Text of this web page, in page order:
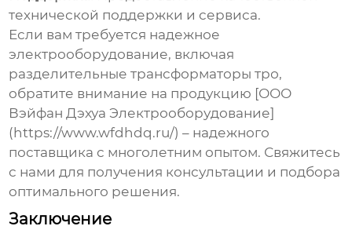
технической поддержки и сервиса.
Если вам требуется надежное
электрооборудование, включая
разделительные трансформаторы тро,
обратите внимание на продукцию [ООО
Вэйфан Дэхуа Электрооборудование]
(https://www.wfdhdq.ru/) – надежного
поставщика с многолетним опытом. Свяжитесь
с нами для получения консультации и подбора
оптимального решения.
Заключение